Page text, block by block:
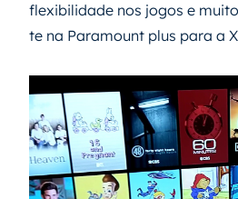
flexibilidade nos jogos e
te na Paramount plus para a